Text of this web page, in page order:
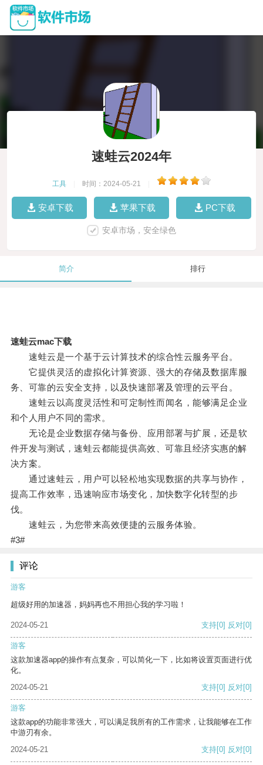
速蛙云2024年
工具 时间：2024-05-21
安卓下载 苹果下载 PC下载
安卓市场，安全绿色
简介 排行
速蛙云mac下载
速蛙云是一个基于云计算技术的综合性云服务平台。
它提供灵活的虚拟化计算资源、强大的存储及数据库服
务、可靠的云安全支持，以及快速部署及管理的云平台。
速蛙云以高度灵活性和可定制性而闻名，能够满足企业
和个人用户不同的需求。
无论是企业数据存储与备份、应用部署与扩展，还是软
件开发与测试，速蛙云都能提供高效、可靠且经济实惠的解
决方案。
通过速蛙云，用户可以轻松地实现数据的共享与协作，
提高工作效率，迅速响应市场变化，加快数字化转型的步
伐。
速蛙云，为您带来高效便捷的云服务体验。
#3#
评论
游客
超级好用的加速器，妈妈再也不用担心我的学习啦！
2024-05-21 支持[0] 反对[0]
游客
这款加速器app的操作有点复杂，可以简化一下，比如将设置页面进行优
化。
2024-05-21
支持[0] 反对[0]
游客
这款app的功能非常强大，可以满足我所有的工作需求，让我能够在工作
中游刃有余。
2024-05-21
支持[0] 反对[0]